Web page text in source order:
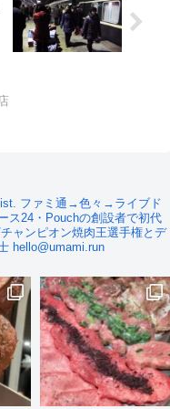
ファミ通→色々→ライブド
ス24・Pouchの創設者で初代
ャンピオン焼肉王選手権とデ
hello@umami.run